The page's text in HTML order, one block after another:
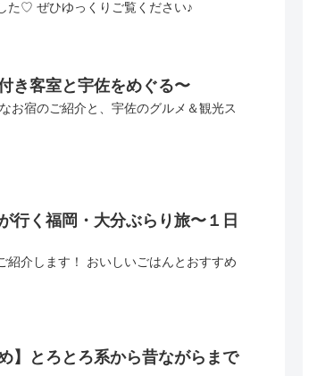
た♡ ぜひゆっくりご覧ください♪
き客室と宇佐をめぐる〜
お宿のご紹介と、宇佐のグルメ＆観光ス
行く福岡・大分ぶらり旅〜１日
紹介します！ おいしいごはんとおすすめ
】とろとろ系から昔ながらまで